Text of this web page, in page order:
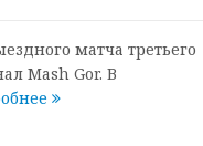
матча третьего
Mash Gor. В